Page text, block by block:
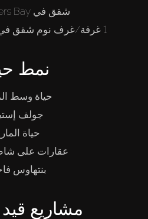
شقق في Bluewaters Bay
1 غرفة/غرف نوم شقق في Bluewaters Bay
نمط
حياة وسط
جولف
حياة
عقارات على
بنتهاوس
مشاريع قيد